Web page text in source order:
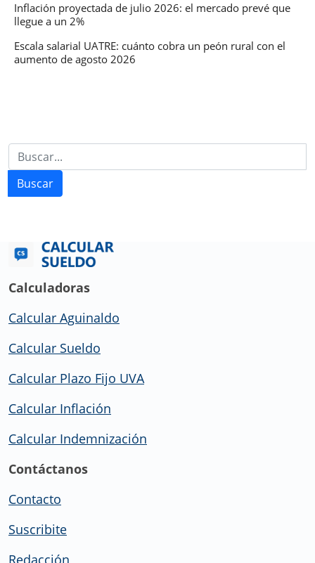
Inflación proyectada de julio 2026: el mercado prevé que
llegue a un 2%
Escala salarial UATRE: cuánto cobra un peón rural con el
aumento de agosto 2026
Buscar
Calculadoras
Calcular Aguinaldo
Calcular Sueldo
Calcular Plazo Fijo UVA
Calcular Inflación
Calcular Indemnización
Contáctanos
Contacto
Suscribite
Redacción